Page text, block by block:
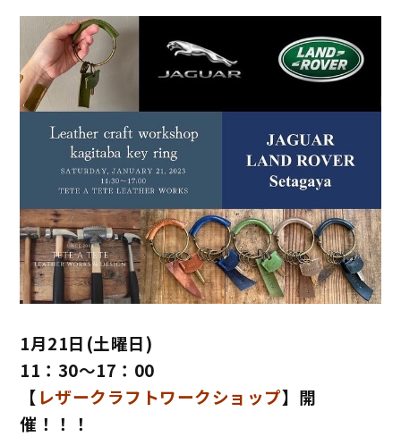
1月21日(土曜日)
11：30～17：00
【レザークラフトワークショップ】開
催！！！